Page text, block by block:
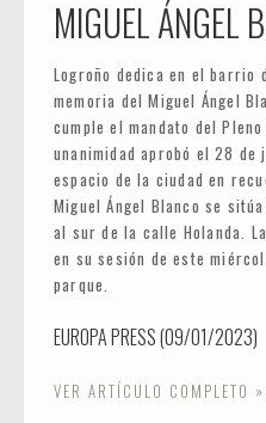
MIGUEL ÁNGEL
Logroño dedica en el barrio
memoria del Miguel Ángel
cumple el mandato del
unanimidad aprobó el 28
espacio de la ciudad en
Miguel Ángel Blanco se
al sur de la calle Holanda.
en su sesión de este
parque.
EUROPA PRESS (09/01/2023)
VER ARTÍCULO COMPLETO »